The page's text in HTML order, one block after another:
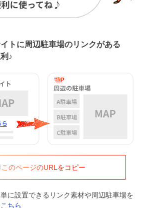
トに周辺駐車場のリンクがある
♪
このページのURLをコピー
に設置できるリンク素材や周辺駐車場を
こちら